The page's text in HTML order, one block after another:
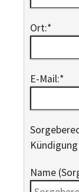
Ort:*
E-Mail:*
Name